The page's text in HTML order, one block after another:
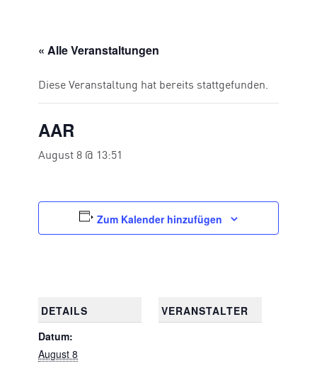
« Alle Veranstaltungen
Diese Veranstaltung hat bereits stattgefunden.
AAR
August 8 @ 13:51
Zum Kalender hinzufügen
DETAILS
Datum:
August 8
VERANSTALTER